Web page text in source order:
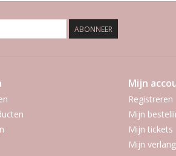
ABONNEER
Mijn
Registreren
Mijn
Mijn tickets
Mijn